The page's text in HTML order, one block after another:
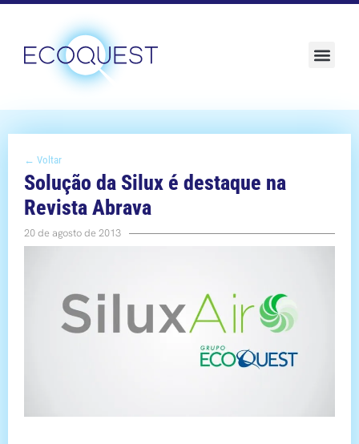
← Voltar
Solução da Silux é destaque na
Revista Abrava
20 de agosto de 2013